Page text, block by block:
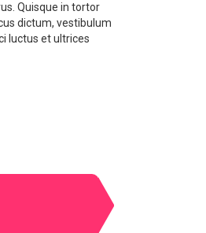
Quisque in tortor
dictum, vestibulum
luctus et ultrices